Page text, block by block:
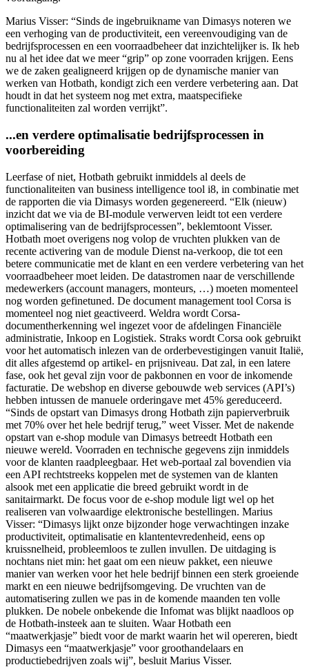
Marius Visser: “Sinds de ingebruikname van Dimasys noteren we
een verhoging van de productiviteit, een vereenvoudiging van de
bedrijfsprocessen en een voorraadbeheer dat inzichtelijker is. Ik heb
nu al het idee dat we meer “grip” op zone voorraden krijgen. Eens
we de zaken gealigneerd krijgen op de dynamische manier van
werken van Hotbath, kondigt zich een verdere verbetering aan. Dat
houdt in dat het systeem nog met extra, maatspecifieke
functionaliteiten zal worden verrijkt”.
...en verdere optimalisatie bedrijfsprocessen in
voorbereiding
Leerfase of niet, Hotbath gebruikt inmiddels al deels de
functionaliteiten van business intelligence tool i8, in combinatie met
de rapporten die via Dimasys worden gegenereerd. “Elk (nieuw)
inzicht dat we via de BI-module verwerven leidt tot een verdere
optimalisering van de bedrijfsprocessen”, beklemtoont Visser.
Hotbath moet overigens nog volop de vruchten plukken van de
recente activering van de module Dienst na-verkoop, die tot een
betere communicatie met de klant en een verdere verbetering van het
voorraadbeheer moet leiden. De datastromen naar de verschillende
medewerkers (account managers, monteurs, …) moeten momenteel
nog worden gefinetuned. De document management tool Corsa is
momenteel nog niet geactiveerd. Weldra wordt Corsa-
documentherkenning wel ingezet voor de afdelingen Financiële
administratie, Inkoop en Logistiek. Straks wordt Corsa ook gebruikt
voor het automatisch inlezen van de orderbevestigingen vanuit Italië,
dit alles afgestemd op artikel- en prijsniveau. Dat zal, in een latere
fase, ook het geval zijn voor de pakbonnen en voor de inkomende
facturatie. De webshop en diverse gebouwde web services (API’s)
hebben intussen de manuele orderingave met 45% gereduceerd.
“Sinds de opstart van Dimasys drong Hotbath zijn papierverbruik
met 70% over het hele bedrijf terug,” weet Visser. Met de nakende
opstart van e-shop module van Dimasys betreedt Hotbath een
nieuwe wereld. Voorraden en technische gegevens zijn inmiddels
voor de klanten raadpleegbaar. Het web-portaal zal bovendien via
een API rechtstreeks koppelen met de systemen van de klanten
alsook met een applicatie die breed gebruikt wordt in de
sanitairmarkt. De focus voor de e-shop module ligt wel op het
realiseren van volwaardige elektronische bestellingen. Marius
Visser: “Dimasys lijkt onze bijzonder hoge verwachtingen inzake
productiviteit, optimalisatie en klantentevredenheid, eens op
kruissnelheid, probleemloos te zullen invullen. De uitdaging is
nochtans niet min: het gaat om een nieuw pakket, een nieuwe
manier van werken voor het hele bedrijf binnen een sterk groeiende
markt en een nieuwe bedrijfsomgeving. De vruchten van de
automatisering zullen we pas in de komende maanden ten volle
plukken. De nobele onbekende die Infomat was blijkt naadloos op
de Hotbath-insteek aan te sluiten. Waar Hotbath een
“maatwerkjasje” biedt voor de markt waarin het wil opereren, biedt
Dimasys een “maatwerkjasje” voor groothandelaars en
productiebedrijven zoals wij”, besluit Marius Visser.